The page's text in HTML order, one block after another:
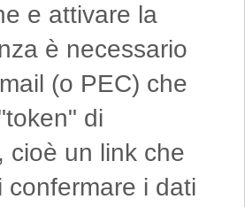
e attivare la
è necessario
(o PEC) che
di
cioè un link che
confermare i dati